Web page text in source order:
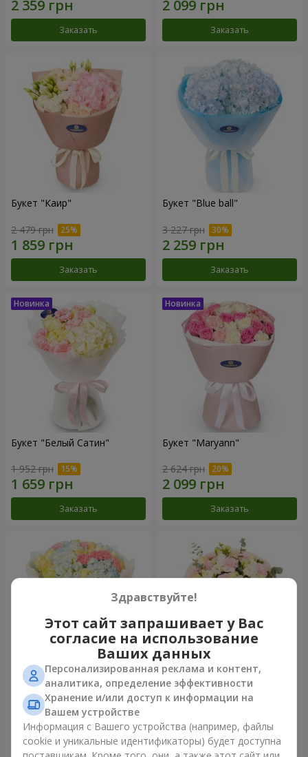
Заказать Заказать
Букет "Каир"
2 479 грн
Заказать
Букет "Blue ball"
3 227 грн
Заказать
Букет "Белый Сатин"
1 952 грн
Заказать
Букет "Maryann"
2 624 грн
Заказать
Букет "Небесная лазурь"
4 922 грн
Заказать
Букет "Secret"
Заказать
Здравствуйте!
Этот сайт запрашивает у Вас
согласие на использование
Ваших данных
Персонализированная реклама и контент,
аналитика, определение эффективности
Хранение и/или доступ к информации на
Вашем устройстве
Информация с Вашего устройства (например, файлы
cookie и уникальные идентификаторы) будет доступна